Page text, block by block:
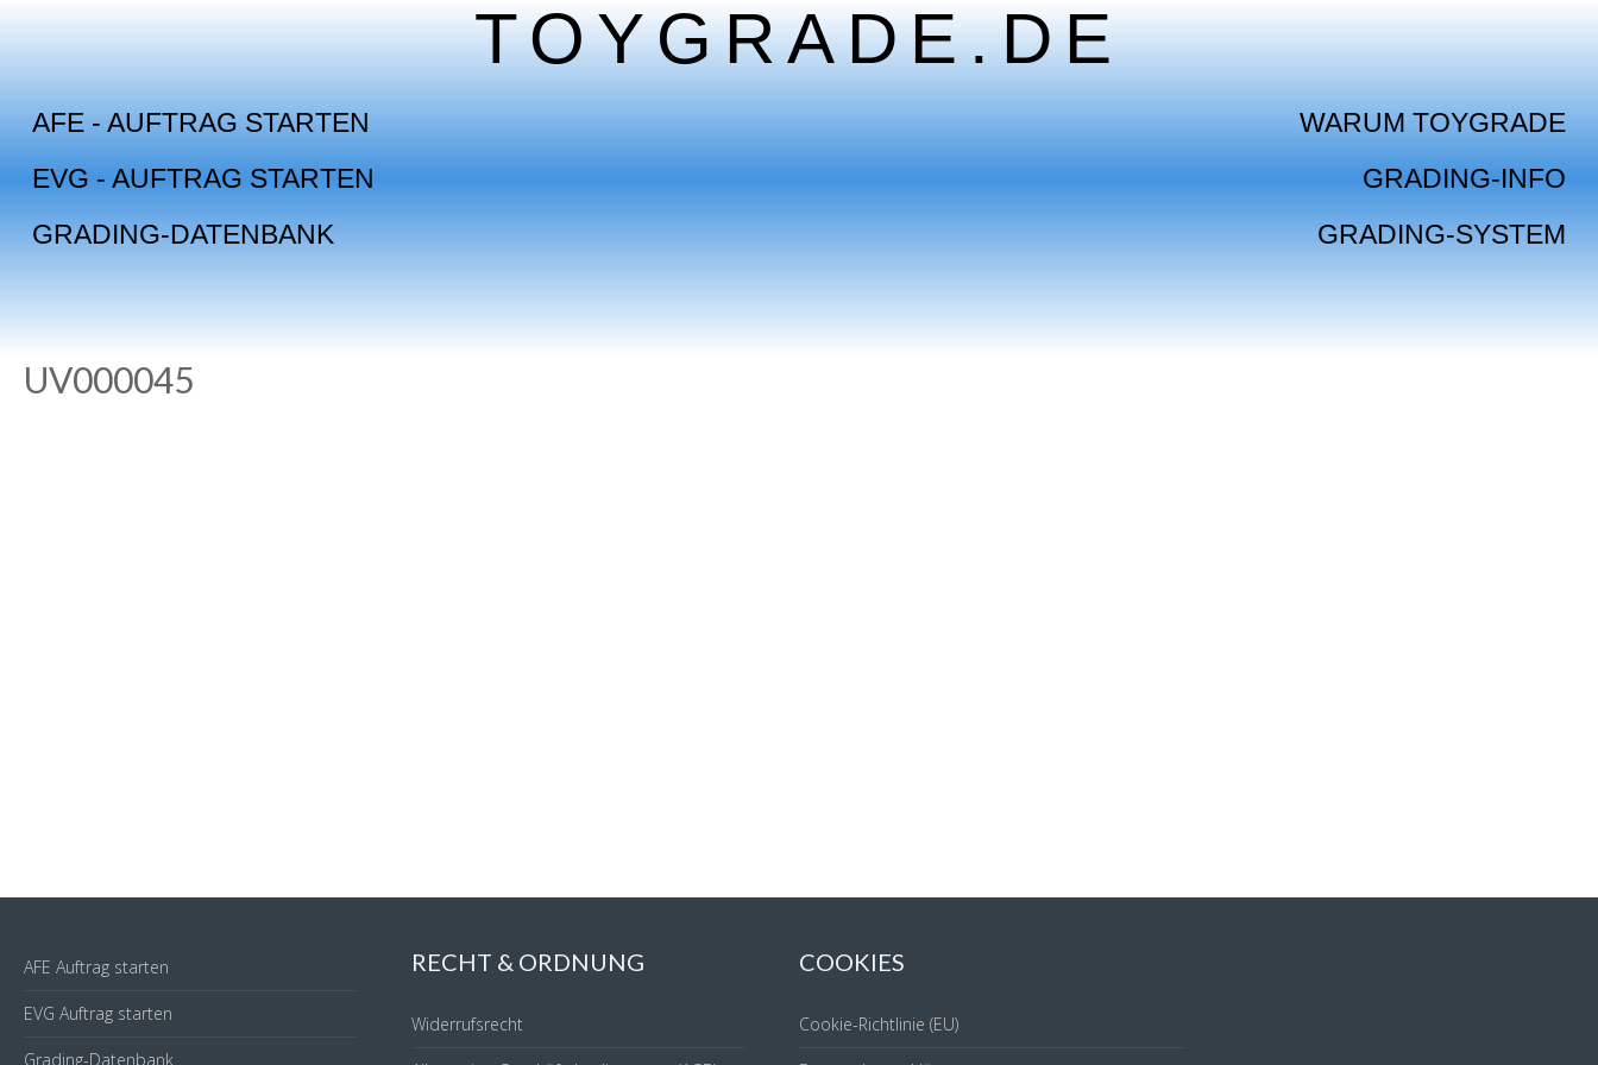
AFE - AUFTRAG STARTEN
EVG - AUFTRAG STARTEN
GRADING-DATENBANK
TOYGRADE.DE
WARUM TOYGRADE
GRADING-INFO
GRADING-SYSTEM
UV000045
AFE Auftrag starten
EVG Auftrag starten
Grading-Datenbank
RECHT & ORDNUNG
Widerrufsrecht
COOKIES
Cookie-Richtlinie (EU)